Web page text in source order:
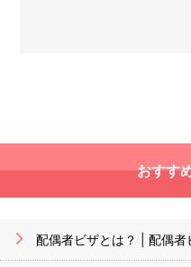
おすす
配偶者ビザとは？ | 配偶者